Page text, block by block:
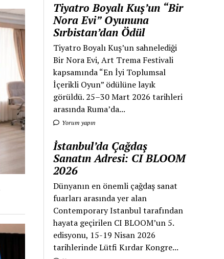
Tiyatro Boyalı Kuş’un “Bir
Nora Evi” Oyununa
Sırbistan’dan Ödül
Tiyatro Boyalı Kuş’un sahnelediği
Bir Nora Evi, Art Trema Festivali
kapsamında “En İyi Toplumsal
İçerikli Oyun” ödülüne layık
görüldü. 25–30 Mart 2026 tarihleri
arasında Ruma’da...
Yorum yapın
İstanbul’da Çağdaş
Sanatın Adresi: CI BLOOM
2026
Dünyanın en önemli çağdaş sanat
fuarları arasında yer alan
Contemporary Istanbul tarafından
hayata geçirilen CI BLOOM’un 5.
edisyonu, 15-19 Nisan 2026
tarihlerinde Lütfi Kırdar Kongre...